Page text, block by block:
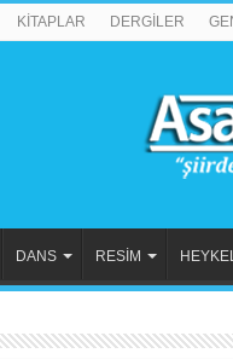
KİTAPLAR DERGİLER
DANS RESİM